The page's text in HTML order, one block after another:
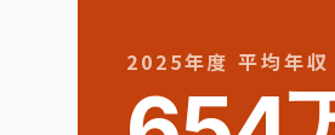
2025年度 平均年収